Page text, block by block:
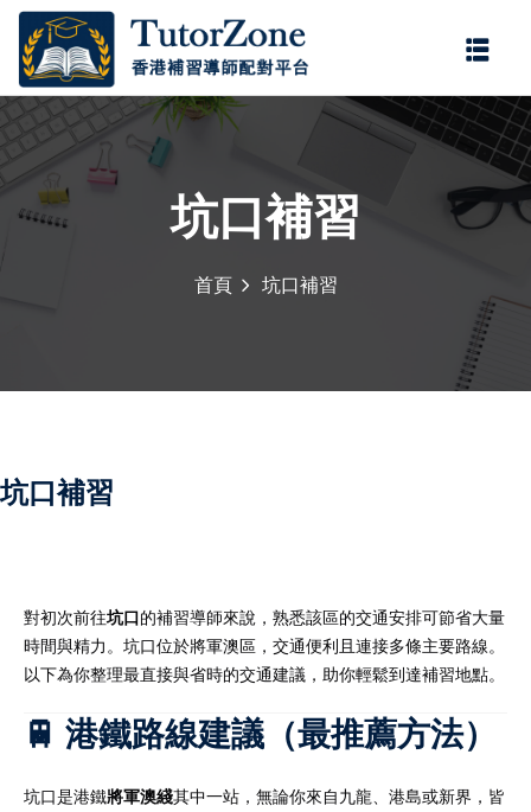
坑口補習
首頁 坑口補習
坑口補習
對初次前往坑口的補習導師來說，熟悉該區的交通安排可節省大量
時間與精力。坑口位於將軍澳區，交通便利且連接多條主要路線。
以下為你整理最直接與省時的交通建議，助你輕鬆到達補習地點。
🚆 港鐵路線建議（最推薦方法）
坑口是港鐵將軍澳綫其中一站，無論你來自九龍、港島或新界，皆
登錄